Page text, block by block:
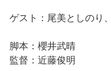
ゲスト：尾美としのり
脚本：櫻井武晴
監督：近藤俊明